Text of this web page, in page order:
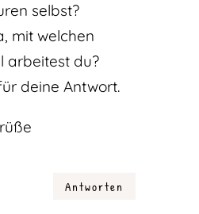
selbst?
mit welchen
arbeitest du?
deine Antwort.
Antworten